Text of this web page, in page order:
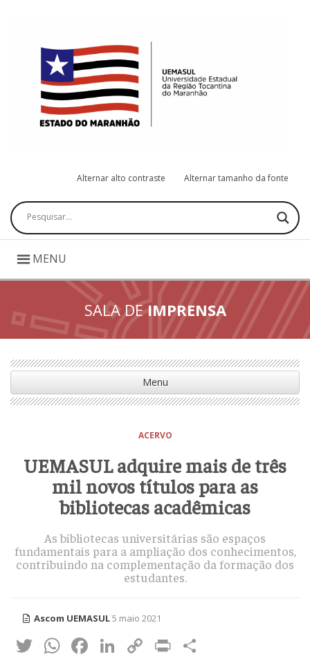
Alternar alto contraste Alternar tamanho da fonte
Pesquisar
MENU
SALA DEIMPRENSA
Menu
ACERVO
UEMASUL adquire mais de três
mil novos títulos para as
bibliotecas acadêmicas
As bibliotecas universitárias são espaços
fundamentais para a ampliação dos conhecimentos,
contribuindo na complementação da formação dos
estudantes.
Ascom UEMASUL5 maio 2021
Twitter
WhatsApp
Facebook
LinkedIn
CopyPrint